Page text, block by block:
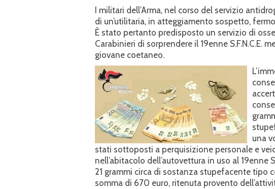
I militari dell’Arma, nel corso del servizio
di un’utilitaria, in atteggiamento sospetto,
È stato pertanto predisposto un servizio di
Carabinieri di sorprendere il 19enne S.F.N.C.E.
giovane coetaneo.
una
stati sottoposti a perquisizione personale e
nell’abitacolo dell’autovettura in uso al 19enne
21 grammi circa di sostanza stupefacente tipo
somma di 670 euro, ritenuta provento